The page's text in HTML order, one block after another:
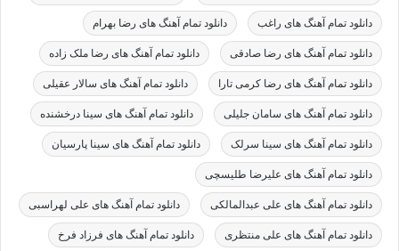
دانلود تمام آهنگ های راغب دانلود تمام آهنگ های رضا بهرام
دانلود تمام آهنگ های رضا صادقی دانلود تمام آهنگ های رضا ملک زاده
دانلود تمام آهنگ های رضا کرمی تارا دانلود تمام آهنگ های سالار عقیلی
دانلود تمام آهنگ های سامان جلیلی دانلود تمام آهنگ های سینا درخشنده
دانلود تمام آهنگ های سینا سرلک دانلود تمام آهنگ های سینا پارسیان
دانلود تمام آهنگ های علیرضا طلیسچی
دانلود تمام آهنگ های علی عبدالمالکی دانلود تمام آهنگ های علی لهراسبی
دانلود تمام آهنگ های علی منتظری دانلود تمام آهنگ های فرزاد فرخ